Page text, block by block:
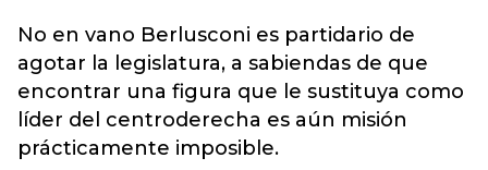
No en vano Berlusconi es partidario de
agotar la legislatura, a sabiendas de que
encontrar una figura que le sustituya como
líder del centroderecha es aún misión
prácticamente imposible.